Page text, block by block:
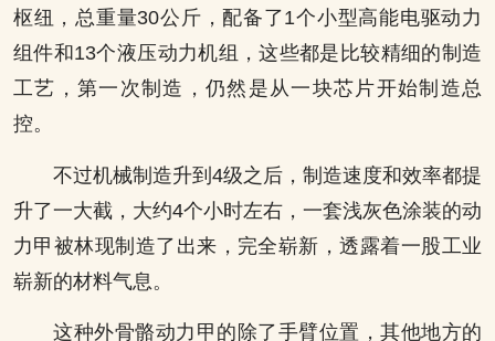
枢纽，总重量30公斤，配备了1个小型高能电驱动力
组件和13个液压动力机组，这些都是比较精细的制造
工艺，第一次制造，仍然是从一块芯片开始制造总
控。
不过机械制造升到4级之后，制造速度和效率都提
升了一大截，大约4个小时左右，一套浅灰色涂装的动
力甲被林现制造了出来，完全崭新，透露着一股工业
崭新的材料气息。
这种外骨骼动力甲的除了手臂位置，其他地方的